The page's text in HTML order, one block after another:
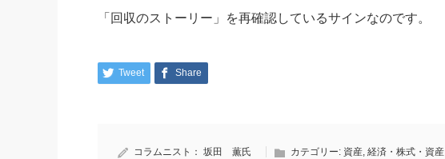
「回収のストーリー」を再確認しているサインなのです。
Tweet Share
コラムニスト： 坂田 薫氏 カテゴリー: 資産, 経済・株式・資産